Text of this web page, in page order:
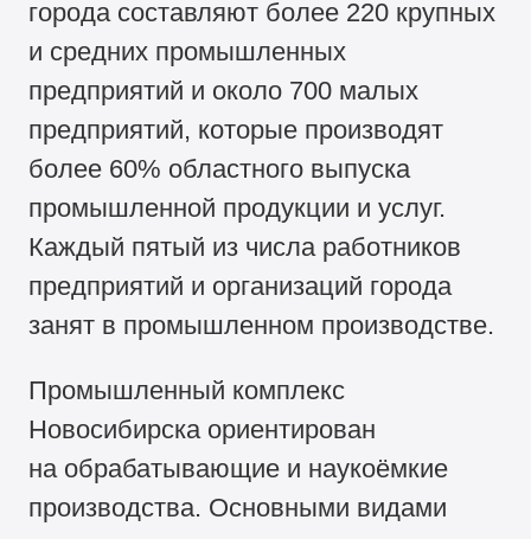
города составляют более 220 крупных
и средних промышленных
предприятий и около 700 малых
предприятий, которые производят
более 60% областного выпуска
промышленной продукции и услуг.
Каждый пятый из числа работников
предприятий и организаций города
занят в промышленном производстве.
Промышленный комплекс
Новосибирска ориентирован
на обрабатывающие и наукоёмкие
производства. Основными видами